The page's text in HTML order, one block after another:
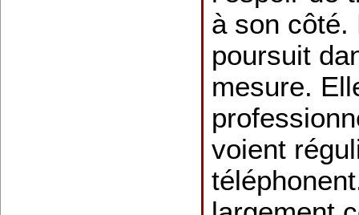
à son côté.
poursuit
mesure.
voient